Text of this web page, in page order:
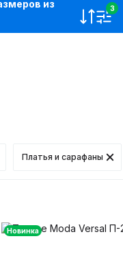
из
3
Платья и сарафаны
Новинка